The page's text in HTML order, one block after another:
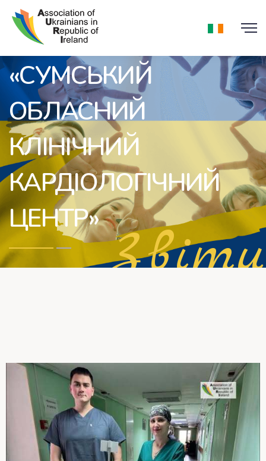
Допомога для КНП
«СУМСЬКИЙ
ОБЛАСНИЙ
КЛІНІЧНИЙ
КАРДІОЛОГІЧНИЙ
ЦЕНТР»
Звіти